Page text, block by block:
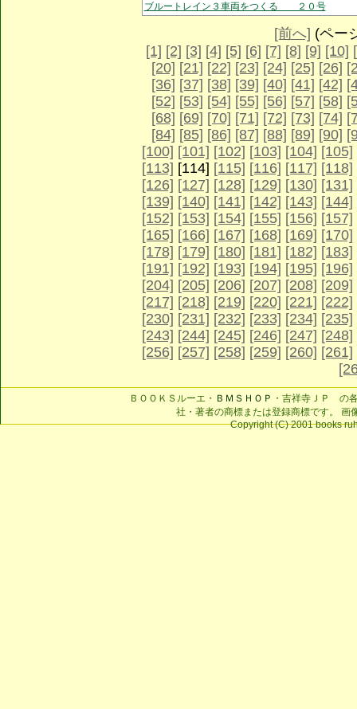
ブルートレイン３車両をつくる ２０号
[前へ] (ペー
[1] [2] [3] [4] [5] [6] [7] [8] [9] [10]
[20] [21] [22] [23] [24] [25] [26]
[36] [37] [38] [39] [40] [41] [42]
[52] [53] [54] [55] [56] [57] [58]
[68] [69] [70] [71] [72] [73] [74]
[84] [85] [86] [87] [88] [89] [90]
[100] [101] [102] [103] [104] [105]
[113] [114] [115] [116] [117] [118]
[126] [127] [128] [129] [130] [131]
[139] [140] [141] [142] [143] [144]
[152] [153] [154] [155] [156] [157]
[165] [166] [167] [168] [169] [170]
[178] [179] [180] [181] [182] [183]
[191] [192] [193] [194] [195] [196]
[204] [205] [206] [207] [208] [209]
[217] [218] [219] [220] [221] [222]
[230] [231] [232] [233] [234] [235]
[243] [244] [245] [246] [247] [248]
[256] [257] [258] [259] [260] [261]
ＢＯＯＫＳルーエ・ ＢＭＳＨＯＰ ・吉祥寺ＪＰ の
社・著者の商標または登録商標です。 画
Copyright (C) 2001 books